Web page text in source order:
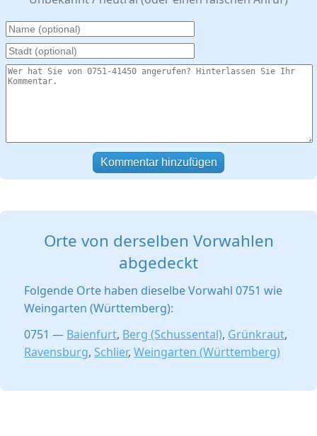
Kommentar hinzufügen
Orte von derselben Vorwahlen
abgedeckt
Folgende Orte haben dieselbe Vorwahl 0751 wie
Weingarten (Württemberg):
0751 — Baienfurt, Berg (Schussental), Grünkraut,
Ravensburg, Schlier,Weingarten (Württemberg)